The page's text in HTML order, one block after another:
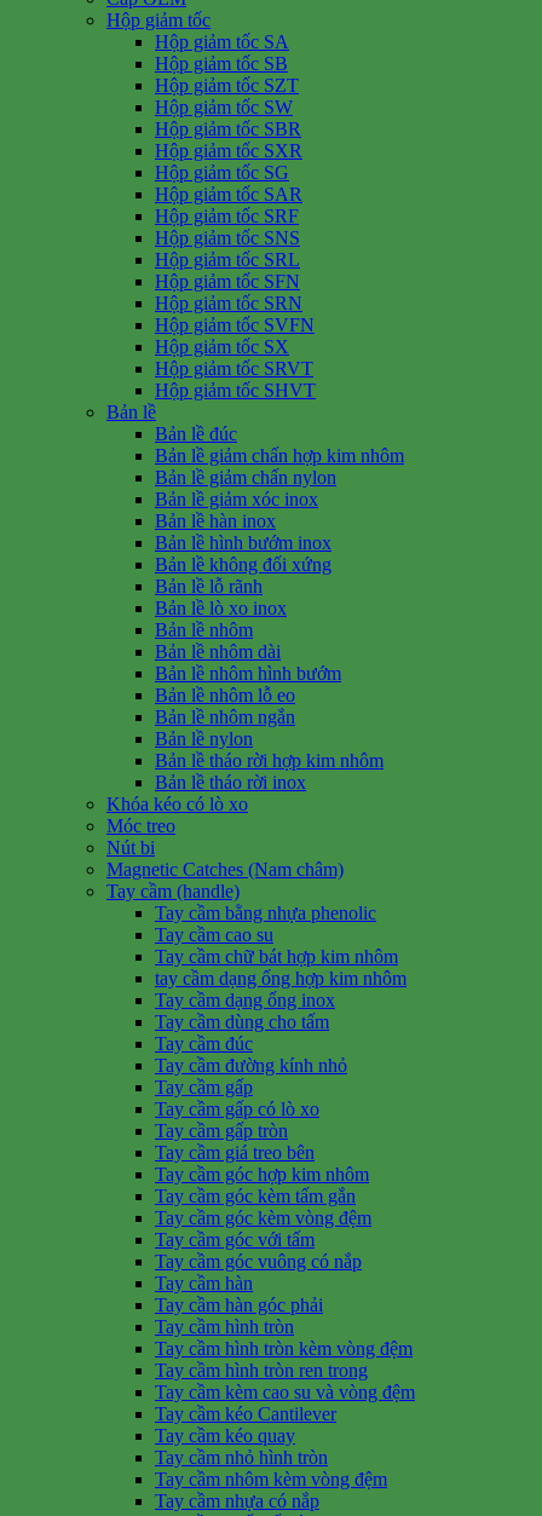
Hộp giảm tốc
Hộp giảm tốc SA
Hộp giảm tốc SB
Hộp giảm tốc SZT
Hộp giảm tốc SW
Hộp giảm tốc SBR
Hộp giảm tốc SXR
Hộp giảm tốc SG
Hộp giảm tốc SAR
Hộp giảm tốc SRF
Hộp giảm tốc SNS
Hộp giảm tốc SRL
Hộp giảm tốc SFN
Hộp giảm tốc SRN
Hộp giảm tốc SVFN
Hộp giảm tốc SX
Hộp giảm tốc SRVT
Hộp giảm tốc SHVT
Bản lề
Bản lề đúc
Bản lề giảm chấn hợp kim nhôm
Bản lề giảm chấn nylon
Bản lề giảm xóc inox
Bản lề hàn inox
Bản lề hình bướm inox
Bản lề không đối xứng
Bản lề lỗ rãnh
Bản lề lò xo inox
Bản lề nhôm
Bản lề nhôm dài
Bản lề nhôm hình bướm
Bản lề nhôm lỗ eo
Bản lề nhôm ngắn
Bản lề nylon
Bản lề tháo rời hợp kim nhôm
Bản lề tháo rời inox
Khóa kéo có lò xo
Móc treo
Nút bi
Magnetic Catches (Nam châm)
Tay cầm (handle)
Tay cầm bằng nhựa phenolic
Tay cầm cao su
Tay cầm chữ bát hợp kim nhôm
tay cầm dạng ống hợp kim nhôm
Tay cầm dạng ống inox
Tay cầm dùng cho tấm
Tay cầm đúc
Tay cầm đường kính nhỏ
Tay cầm gấp
Tay cầm gấp có lò xo
Tay cầm gấp tròn
Tay cầm giá treo bên
Tay cầm góc hợp kim nhôm
Tay cầm góc kèm tấm gắn
Tay cầm góc kèm vòng đệm
Tay cầm góc với tấm
Tay cầm góc vuông có nắp
Tay cầm hàn
Tay cầm hàn góc phải
Tay cầm hình tròn
Tay cầm hình tròn kèm vòng đệm
Tay cầm hình tròn ren trong
Tay cầm kèm cao su và vòng đệm
Tay cầm kéo Cantilever
Tay cầm kéo quay
Tay cầm nhỏ hình tròn
Tay cầm nhôm kèm vòng đệm
Tay cầm nhựa có nắp